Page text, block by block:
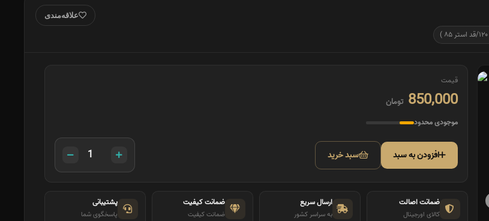
علاقه‌مندی
قیمت
850,000 تومان
موجودی محدود
افزودن به سبد سبد خرید
ضمانت اصالت
کالای اورجینال
ارسال سریع
به سراسر کشور
ضمانت کیفیت
ضمانت کیفیت
پشتیبانی
پاسخگوی شما